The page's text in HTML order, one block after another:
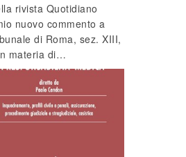
rivista Quotidiano
nuovo commento a
di Roma, sez. XIII,
materia di…